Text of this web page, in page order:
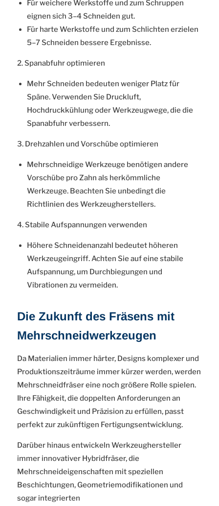
Für weichere Werkstoffe und zum Schruppen
eignen sich 3–4 Schneiden gut.
Für harte Werkstoffe und zum Schlichten erzielen
5–7 Schneiden bessere Ergebnisse.
2. Spanabfuhr optimieren
Mehr Schneiden bedeuten weniger Platz für
Späne. Verwenden Sie Druckluft,
Hochdruckkühlung oder Werkzeugwege, die die
Spanabfuhr verbessern.
3. Drehzahlen und Vorschübe optimieren
Mehrschneidige Werkzeuge benötigen andere
Vorschübe pro Zahn als herkömmliche
Werkzeuge. Beachten Sie unbedingt die
Richtlinien des Werkzeugherstellers.
4. Stabile Aufspannungen verwenden
Höhere Schneidenanzahl bedeutet höheren
Werkzeugeingriff. Achten Sie auf eine stabile
Aufspannung, um Durchbiegungen und
Vibrationen zu vermeiden.
Die Zukunft des Fräsens mit
Mehrschneidwerkzeugen
Da Materialien immer härter, Designs komplexer und
Produktionszeiträume immer kürzer werden, werden
Mehrschneidfräser eine noch größere Rolle spielen.
Ihre Fähigkeit, die doppelten Anforderungen an
Geschwindigkeit und Präzision zu erfüllen, passt
perfekt zur zukünftigen Fertigungsentwicklung.
Darüber hinaus entwickeln Werkzeughersteller
immer innovativer Hybridfräser, die
Mehrschneideigenschaften mit speziellen
Beschichtungen, Geometriemodifikationen und
sogar integrierten